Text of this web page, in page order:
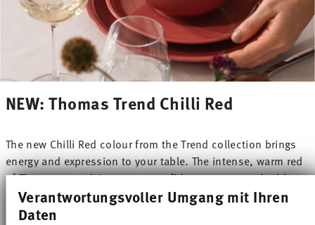
Verantwortungsvoller Umgang mit Ihren
Daten
NEW: Thomas Trend Chilli Red
The new Chilli Red colour from the Trend collection brings
energy and expression to your table. The intense, warm red
of Thomas porcelain creates confident accents and adds a
lively, modern touch to your table setting.